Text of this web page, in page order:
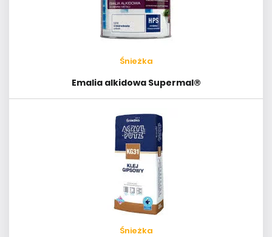
Śnieżka
Emalia alkidowa Supermal®
Śnieżka